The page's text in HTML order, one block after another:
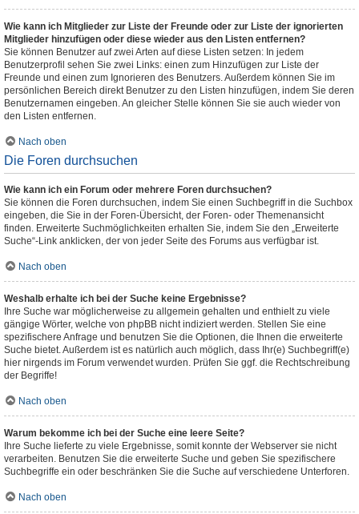
Wie kann ich Mitglieder zur Liste der Freunde oder zur Liste der ignorierten
Mitglieder hinzufügen oder diese wieder aus den Listen entfernen?
Sie können Benutzer auf zwei Arten auf diese Listen setzen: In jedem
Benutzerprofil sehen Sie zwei Links: einen zum Hinzufügen zur Liste der
Freunde und einen zum Ignorieren des Benutzers. Außerdem können Sie im
persönlichen Bereich direkt Benutzer zu den Listen hinzufügen, indem Sie deren
Benutzernamen eingeben. An gleicher Stelle können Sie sie auch wieder von
den Listen entfernen.
Nach oben
Die Foren durchsuchen
Wie kann ich ein Forum oder mehrere Foren durchsuchen?
Sie können die Foren durchsuchen, indem Sie einen Suchbegriff in die Suchbox
eingeben, die Sie in der Foren-Übersicht, der Foren- oder Themenansicht
finden. Erweiterte Suchmöglichkeiten erhalten Sie, indem Sie den „Erweiterte
Suche“-Link anklicken, der von jeder Seite des Forums aus verfügbar ist.
Nach oben
Weshalb erhalte ich bei der Suche keine Ergebnisse?
Ihre Suche war möglicherweise zu allgemein gehalten und enthielt zu viele
gängige Wörter, welche von phpBB nicht indiziert werden. Stellen Sie eine
spezifischere Anfrage und benutzen Sie die Optionen, die Ihnen die erweiterte
Suche bietet. Außerdem ist es natürlich auch möglich, dass Ihr(e) Suchbegriff(e)
hier nirgends im Forum verwendet wurden. Prüfen Sie ggf. die Rechtschreibung
der Begriffe!
Nach oben
Warum bekomme ich bei der Suche eine leere Seite?
Ihre Suche lieferte zu viele Ergebnisse, somit konnte der Webserver sie nicht
verarbeiten. Benutzen Sie die erweiterte Suche und geben Sie spezifischere
Suchbegriffe ein oder beschränken Sie die Suche auf verschiedene Unterforen.
Nach oben